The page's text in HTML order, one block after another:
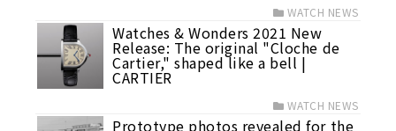
WATCH NEWS
Watches & Wonders 2021 New
Release: The original "Cloche de
Cartier," shaped like a bell |
CARTIER
WATCH NEWS
Prototype photos revealed for the